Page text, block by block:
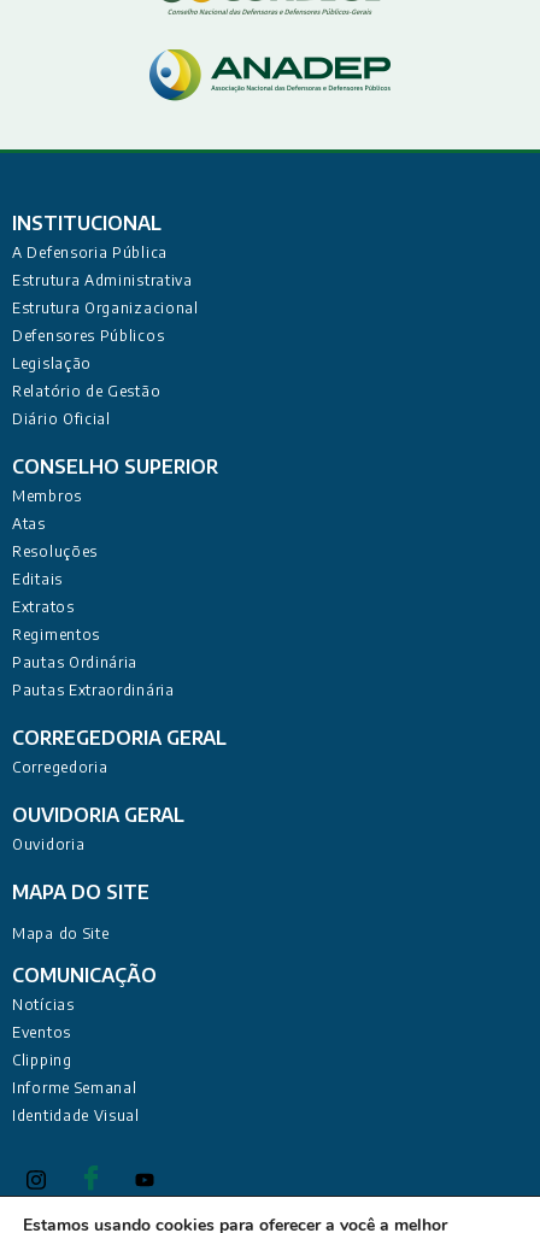
INSTITUCIONAL
A Defensoria Pública
Estrutura Administrativa
Estrutura Organizacional
Defensores Públicos
Legislação
Relatório de Gestão
Diário Oficial
CONSELHO SUPERIOR
Membros
Atas
Resoluções
Editais
Extratos
Regimentos
Pautas Ordinária
Pautas Extraordinária
CORREGEDORIA GERAL
Corregedoria
OUVIDORIA GERAL
Ouvidoria
MAPA DO SITE
Mapa do Site
COMUNICAÇÃO
Notícias
Eventos
Clipping
Informe Semanal
Identidade Visual
Estamos usando cookies para oferecer a você a melhor